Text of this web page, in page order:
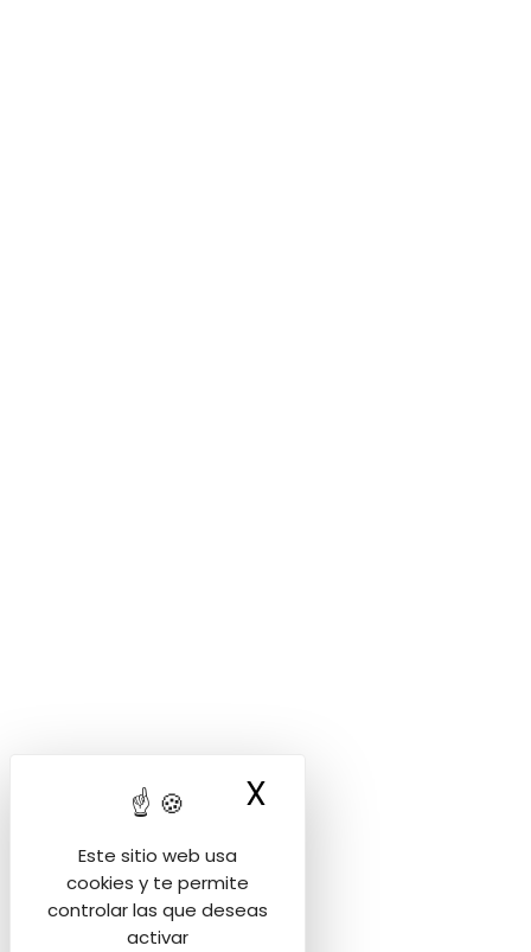
Este sitio web usa
cookies y te permite
controlar las que deseas
activar
X